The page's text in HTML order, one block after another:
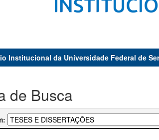
Institucional da Universidade Federal de
de Busca